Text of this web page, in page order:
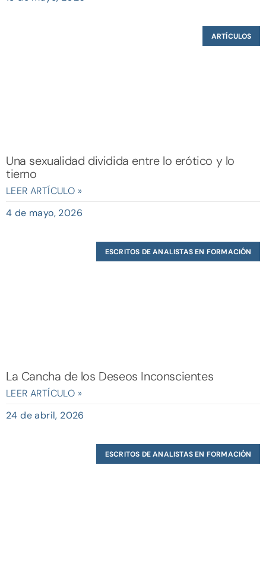
ARTÍCULOS
Una sexualidad dividida entre lo erótico y lo
tierno
LEER ARTÍCULO »
4 de mayo, 2026
ESCRITOS DE ANALISTAS EN FORMACIÓN
La Cancha de los Deseos Inconscientes
LEER ARTÍCULO »
24 de abril, 2026
ESCRITOS DE ANALISTAS EN FORMACIÓN